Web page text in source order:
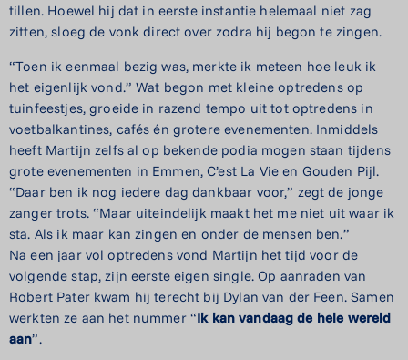
tillen. Hoewel hij dat in eerste instantie helemaal niet zag
zitten, sloeg de vonk direct over zodra hij begon te zingen.
“Toen ik eenmaal bezig was, merkte ik meteen hoe leuk ik
het eigenlijk vond.” Wat begon met kleine optredens op
tuinfeestjes, groeide in razend tempo uit tot optredens in
voetbalkantines, cafés én grotere evenementen. Inmiddels
heeft Martijn zelfs al op bekende podia mogen staan tijdens
grote evenementen in Emmen, C’est La Vie en Gouden Pijl.
“Daar ben ik nog iedere dag dankbaar voor,” zegt de jonge
zanger trots. “Maar uiteindelijk maakt het me niet uit waar ik
sta. Als ik maar kan zingen en onder de mensen ben.”
Na een jaar vol optredens vond Martijn het tijd voor de
volgende stap, zijn eerste eigen single. Op aanraden van
Robert Pater kwam hij terecht bij Dylan van der Feen. Samen
werkten ze aan het nummer “Ik kan vandaag de hele wereld
aan”.